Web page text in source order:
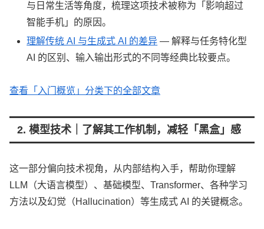
与日常生活等角度，梳理这项技术被称为「影响超过
智能手机」的原因。
理解传统 AI 与生成式 AI 的差异 — 解释与任务特化型
AI 的区别、输入输出形式的不同等经典比较要点。
查看「入门概览」分类下的全部文章
2. 模型技术｜了解其工作机制，减轻「黑盒」感
这一部分偏向技术视角，从内部结构入手，帮助你理解
LLM（大语言模型）、基础模型、Transformer、各种学习
方法以及幻觉（Hallucination）等生成式 AI 的关键概念。